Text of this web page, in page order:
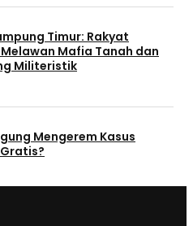
Timur: Rakyat
Mafia Tanah dan
Militeristik
Mengerem Kasus